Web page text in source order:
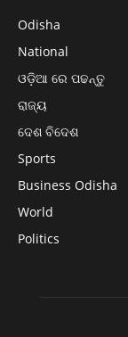
Odisha
National
ଓଡ଼ିଆ ରେ ପଢନ୍ତୁ
ରାଜ୍ୟ
ଦେଶ ବିଦେଶ
Sports
Business Odisha
World
Politics